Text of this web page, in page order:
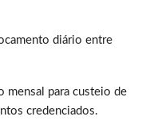
diário entre
para custeio de
credenciados.